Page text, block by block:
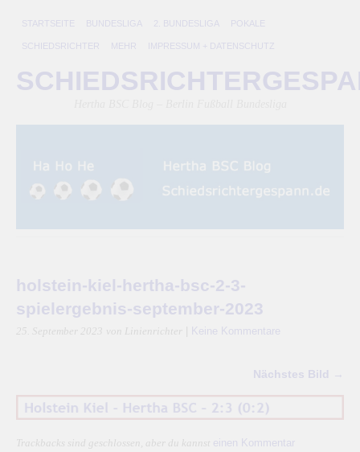
STARTSEITE BUNDESLIGA 2. BUNDESLIGA POKALE
SCHIEDSRICHTER MEHR IMPRESSUM + DATENSCHUTZ
holstein-kiel-hertha-bsc-2-3-
spielergebnis-september-2023
25. September 2023 von Linienrichter Keine Kommentare
Nächstes Bild →
Trackbacks sind geschlossen, aber du kannst einen Kommentar